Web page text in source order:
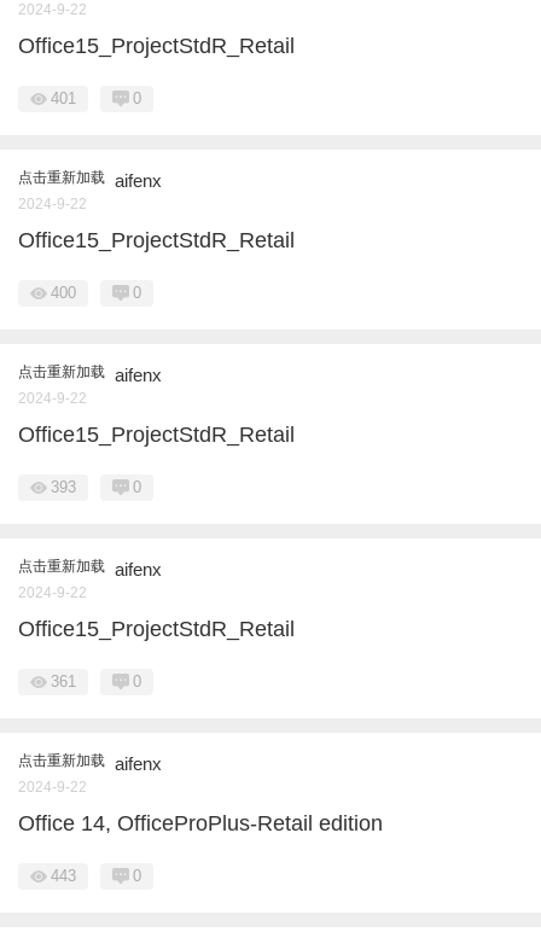
2024-9-22
Office15_ProjectStdR_Retail
401 0
点击重新加载 aifenx
2024-9-22
Office15_ProjectStdR_Retail
400 0
点击重新加载 aifenx
2024-9-22
Office15_ProjectStdR_Retail
393 0
点击重新加载 aifenx
2024-9-22
Office15_ProjectStdR_Retail
361 0
点击重新加载 aifenx
2024-9-22
Office 14, OfficeProPlus-Retail edition
443 0